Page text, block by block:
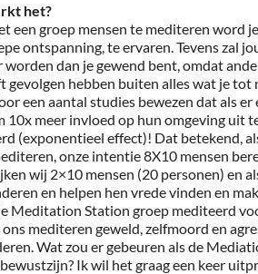
het?
een groep mensen te mediteren word
ontspanning, te ervaren. Tevens zal
worden dan je gewend bent, omdat
gevolgen hebben buiten alles wat je tot
een aantal studies bewezen dat als
10x meer invloed op hun omgeving uit
(exponentieel effect)! Dat betekend,
onze intentie 8X10 mensen
wij 2×10 mensen (20 personen) en
en helpen hen vrede vinden en
Meditation Station groep mediteerd
ons mediteren geweld, zelfmoord en
Wat zou er gebeuren als de
Ik wil het graag een keer